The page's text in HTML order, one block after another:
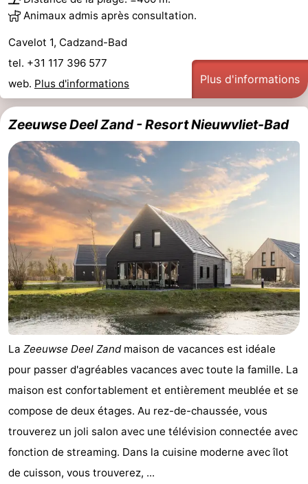
Animaux admis après consultation.
Cavelot 1, Cadzand-Bad
tel. +31 117 396 577
web. Plus d'informations Plus d'informations
Zeeuwse Deel Zand - Resort Nieuwvliet-Bad
La Zeeuwse Deel Zandmaison de vacances est idéale
pour passer d'agréables vacances avec toute la famille. La
maison est confortablement et entièrement meublée et se
compose de deux étages. Au rez-de-chaussée, vous
trouverez un joli salon avec une télévision connectée avec
fonction de streaming. Dans la cuisine moderne avec îlot
de cuisson, vous trouverez, ...